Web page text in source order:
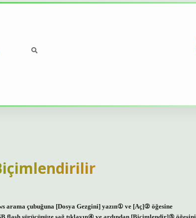
arama çubuğuna [Dosya Gezgini] yazın① ve [Aç]② öğesine